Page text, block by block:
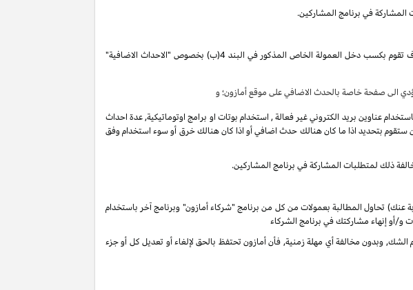
في برنامج المشاركين.
تقوم بكسب دخل العمولة الخاص المذكور في البند 4(ب) بخصوص "الاحداث الاضافية"
الى صفحة خاصة بالحدث الاضافي على موقع أمازون؛ و
عناوين بريد الكتروني غير فعالة , استخدام بوتات او برامج اوتوماتيكية, عدة احداث
بتحديد اذا ما كان هنالك حدث اضافي أو اذا كان هنالك خرق أو سوء استخدام وفق
ذلك لمتطلبات المشاركة في برنامج المشاركين.
عنك) تحاول المطالبة بعمولات من كل من برنامج "شركاء أمازون" وبرنامج آخر باستخدام
و/أو إنهاء مشاركتك في برنامج الشركاء
مخالفة أي مهلة زمنية, فأن أمازون تحتفظ بالحق لإلغاء أو تعديل كل أو جزء